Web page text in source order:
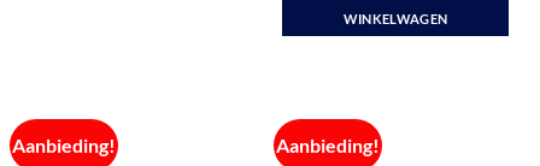
WINKELWAGEN
Aanbieding! Aanbieding!